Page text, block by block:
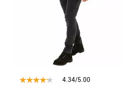
4.34/5.00